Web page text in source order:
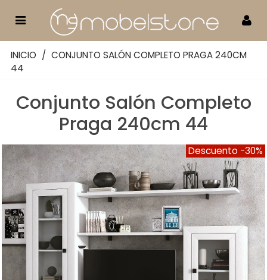
INICIO / CONJUNTO SALÓN COMPLETO PRAGA 240CM
44
Conjunto Salón Completo
Praga 240cm 44
Descuento -30%